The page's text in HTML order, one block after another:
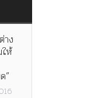
าง
ห้
”